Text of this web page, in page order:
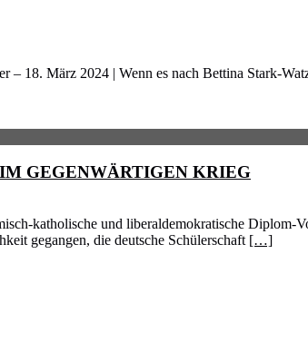
18. März 2024 | Wenn es nach Bettina Stark-
GEGENWÄRTIGEN KRIEG
katholische und liberaldemokratische
gegangen, die deutsche Schülerschaft […]